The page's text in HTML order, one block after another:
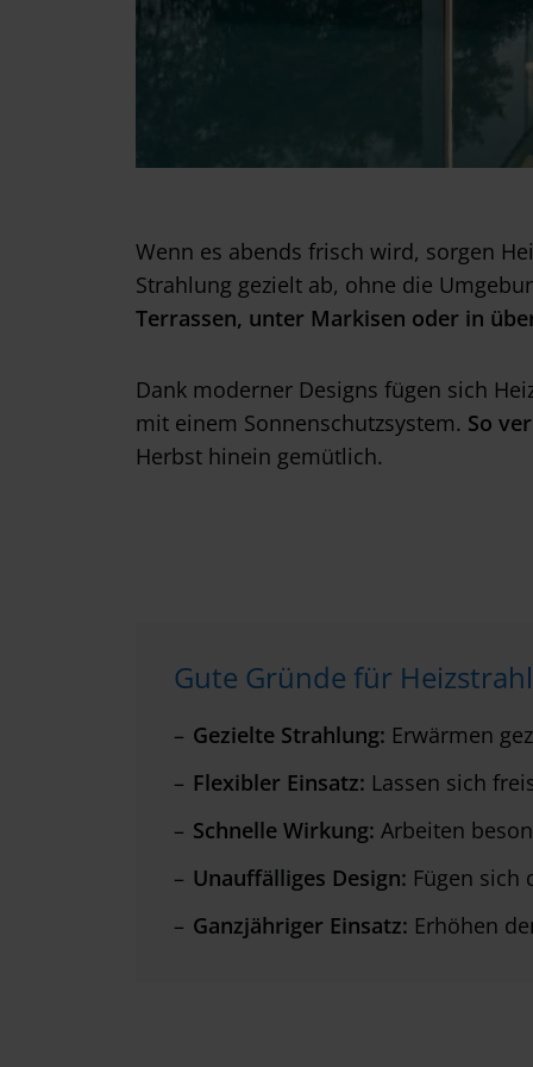
Wenn es abends frisch wird, sorgen
Strahlung gezielt ab, ohne die
Terrassen, unter Markisen oder in
Dank moderner Designs fügen sich
mit einem Sonnenschutzsystem. So
Herbst hinein gemütlich.
Gute Gründe für
Gezielte Strahlung: Erwärmen
Flexibler Einsatz: Lassen sich
Schnelle Wirkung: Arbeiten
Unauffälliges Design: Fügen sich
Ganzjähriger Einsatz: Erhöhen